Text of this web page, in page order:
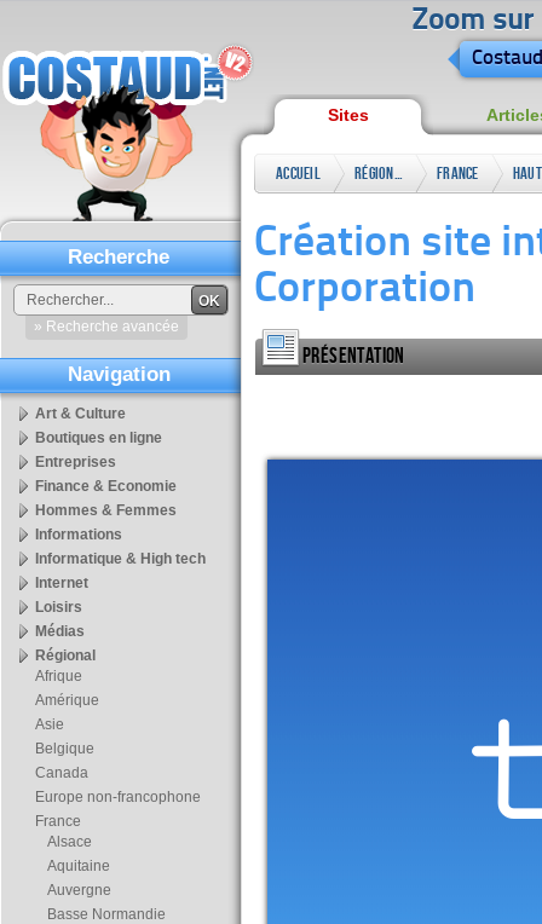
Zoom sur
Sites
Accueil Régional France
Création site
Corporation
Présentation
Recherche
OK
» Recherche avancée
Navigation
Art & Culture
Boutiques en ligne
Entreprises
Finance & Economie
Hommes & Femmes
Informations
Informatique & High tech
Internet
Loisirs
Médias
Régional
Afrique
Amérique
Asie
Belgique
Canada
Europe non-francophone
France
Alsace
Aquitaine
Auvergne
Basse Normandie